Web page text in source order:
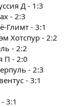
Д - 1:3
- 2:3
Глимт - 3:1
Хотспур - 2:2
- 2:2
П - 2:0
- 2:3
- 3:1
3:1